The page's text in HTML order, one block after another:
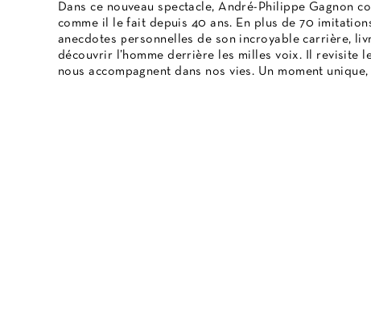
Dans ce nouveau spectacle, André-Philippe Gagnon
comme il le fait depuis 40 ans. En plus de 70
anecdotes personnelles de son incroyable carrière,
découvrir l’homme derrière les milles voix. Il revisite
nous accompagnent dans nos vies. Un moment